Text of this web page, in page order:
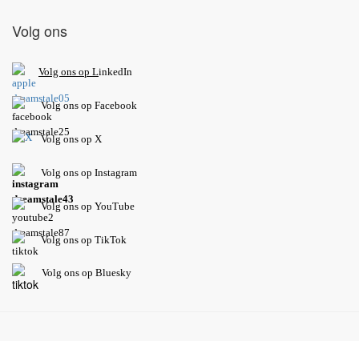
Volg ons
Volg ons op LinkedIn
Volg ons op Facebook
Volg ons op X
Volg ons op Instagram
Volgons op YouTube
Volg ons op TikTok
Volg ons op Bluesky